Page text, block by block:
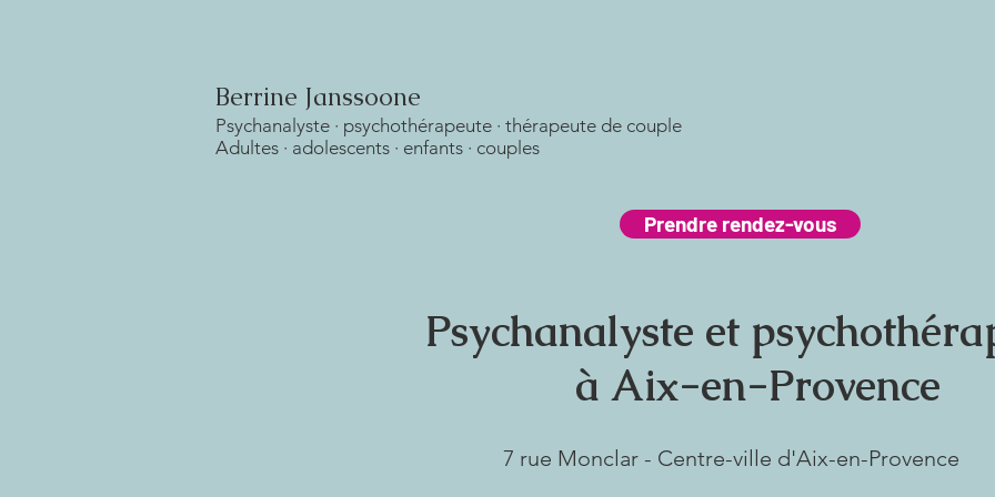
Berrine Janssoone
Psychanalyste · psychothérapeute · thérapeute de couple
Adultes · adolescents · enfants · couples
Prendre rendez-vous
Psychanalyste et
à Aix-en-Provence
7 rue Monclar - Centre-ville d'Aix-en-Provence